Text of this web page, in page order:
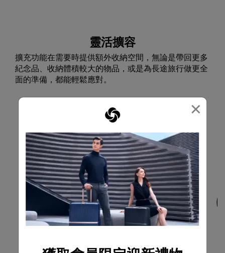
×
靈活擴容
擴充功能在需要時提供額外收納空間，無論是帶回更多
紀念品、收納體積較大的物品，或是為長途旅行做更全
面的準備，都能輕鬆應對。